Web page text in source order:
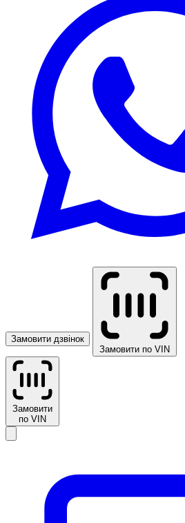
Замовити дзвінок
Замовити по VIN
Замовити
по VIN